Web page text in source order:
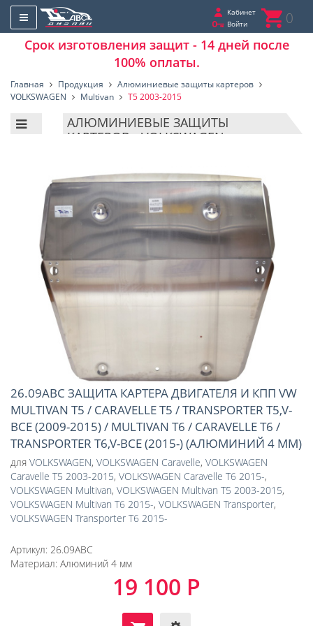
Кабинет
Войти
0
Срок изготовления защит - 14 дней после
100% оплаты.
Главная Продукция
Алюминиевые защиты картеров
VOLKSWAGEN
Multivan T5 2003-2015
АЛЮМИНИЕВЫЕ ЗАЩИТЫ
КАРТЕРОВ - VOLKSWAGEN -
26.09ABC ЗАЩИТА КАРТЕРА ДВИГАТЕЛЯ И КПП VW
MULTIVAN T5 / CARAVELLE T5 / TRANSPORTER T5,V-
ВСЕ (2009-2015) / MULTIVAN T6 / CARAVELLE T6 /
TRANSPORTER T6,V-ВСЕ (2015-) (АЛЮМИНИЙ 4 ММ)
для VOLKSWAGEN, VOLKSWAGEN Caravelle, VOLKSWAGEN
Caravelle T5 2003-2015, VOLKSWAGEN Caravelle Т6 2015-,
VOLKSWAGEN Multivan, VOLKSWAGEN Multivan T5 2003-2015,
VOLKSWAGEN Multivan Т6 2015-, VOLKSWAGEN Transporter,
VOLKSWAGEN Transporter Т6 2015-
Артикул: 26.09ABC
Материал: Алюминий 4 мм
19 100 Р